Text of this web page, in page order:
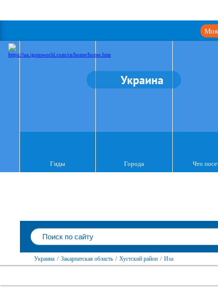
Моя
Украина
Гиды Города Что
Украина / Закарпатская область / Хустский район / Иза